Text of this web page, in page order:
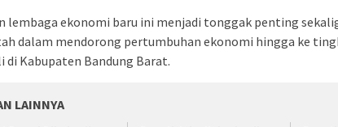
lembaga ekonomi baru ini menjadi tonggak penting
dalam mendorong pertumbuhan ekonomi hingga ke
di Kabupaten Bandung Barat.
LAINNYA